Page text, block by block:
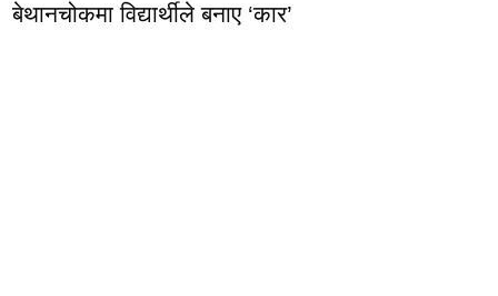
बेथानचोकमा विद्यार्थीले बनाए ‘कार’